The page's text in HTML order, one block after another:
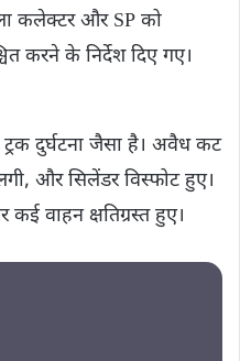
कलेक्टर और SP को
करने के निर्देश दिए गए।
दुर्घटना जैसा है। अवैध कट
और सिलेंडर विस्फोट हुए।
वाहन क्षतिग्रस्त हुए।